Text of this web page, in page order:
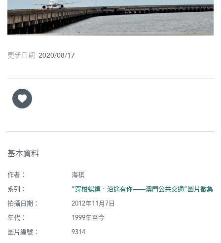
寺
廟
士
更新日期 2020/08/17
基本資料
作者：
海祺
系列：
“穿梭暢達．沿途有你——澳門公共交通”圖片徵集
拍攝日期：
2012年11月7日
年代：
1999年至今
圖片編號：
9314